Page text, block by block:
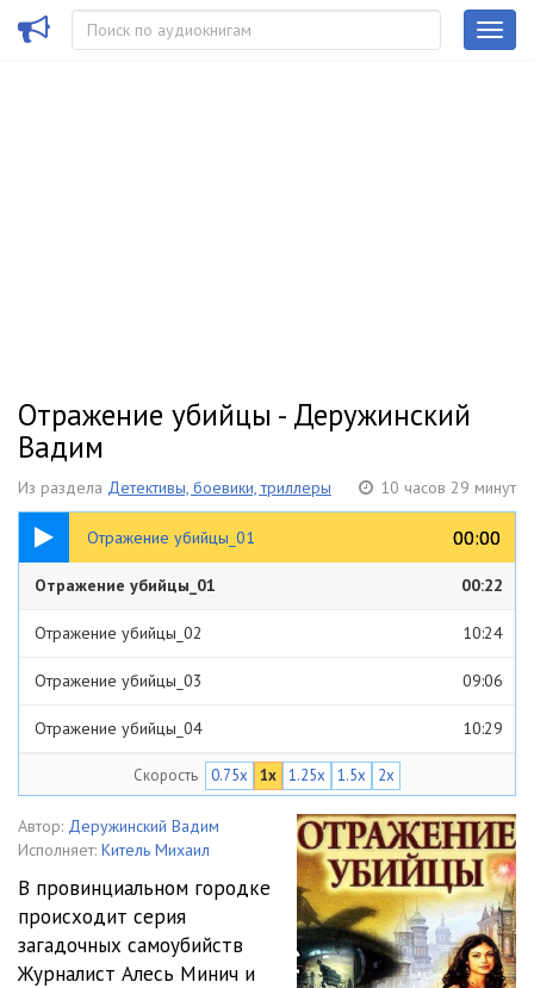
Отражение убийцы - Деружинский
Вадим
Из раздела Детективы, боевики, триллеры 10 часов 29 минут
Отражение убийцы_01 00:00
00:00
00:22
Отражение убийцы_01 00:22
Отражение убийцы_02 10:24
Отражение убийцы_03 09:06
Отражение убийцы_04 10:29
Отражение убийцы_05
Отражение убийцы_06 07:51
13:10
Отражение убийцы_08 08:59
Отражение убийцы_09 07:07
Скорость 0.75x 1x 1.25x 1.5x 2x
Автор: Деружинский Вадим
Исполняет: Китель Михаил
В провинциальном городке
происходит серия
загадочных самоубийств
Журналист Алесь Минич и